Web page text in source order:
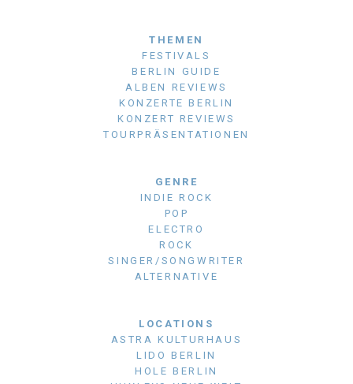
THEMEN
FESTIVALS
BERLIN GUIDE
ALBEN REVIEWS
KONZERTE BERLIN
KONZERT REVIEWS
TOURPRÄSENTATIONEN
GENRE
INDIE ROCK
POP
ELECTRO
ROCK
SINGER/SONGWRITER
ALTERNATIVE
LOCATIONS
ASTRA KULTURHAUS
LIDO BERLIN
HOLE BERLIN